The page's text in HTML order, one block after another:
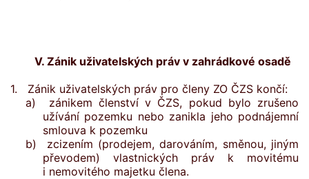
V. Zánik uživatelských práv v zahrádkové osadě
1. Zánik uživatelských práv pro členy ZO ČZS končí:
a) zánikem členství v ČZS, pokud bylo zrušeno
užívání pozemku nebo zanikla jeho podnájemní
smlouva k pozemku
b) zcizením (prodejem, darováním, směnou, jiným
převodem) vlastnických práv k movitému
i nemovitého majetku člena.